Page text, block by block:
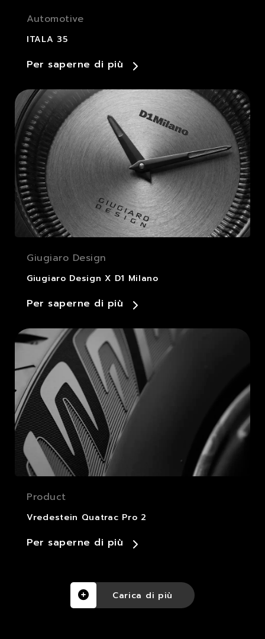
Automotive
ITALA 35
Per saperne di più
Giugiaro Design
Giugiaro Design X D1 Milano
Per saperne di più
Product
Vredestein Quatrac Pro 2
Per saperne di più
Carica di più